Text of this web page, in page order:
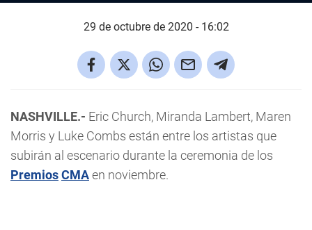
29 de octubre de 2020 - 16:02
NASHVILLE.- Eric Church, Miranda Lambert, Maren
Morris y Luke Combs están entre los artistas que
subirán al escenario durante la ceremonia de los
PremiosCMAen noviembre.